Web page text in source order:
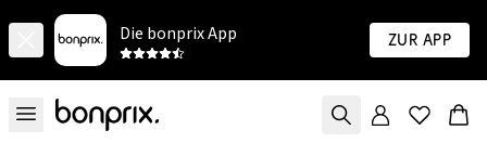
Die bonprix App Zur App